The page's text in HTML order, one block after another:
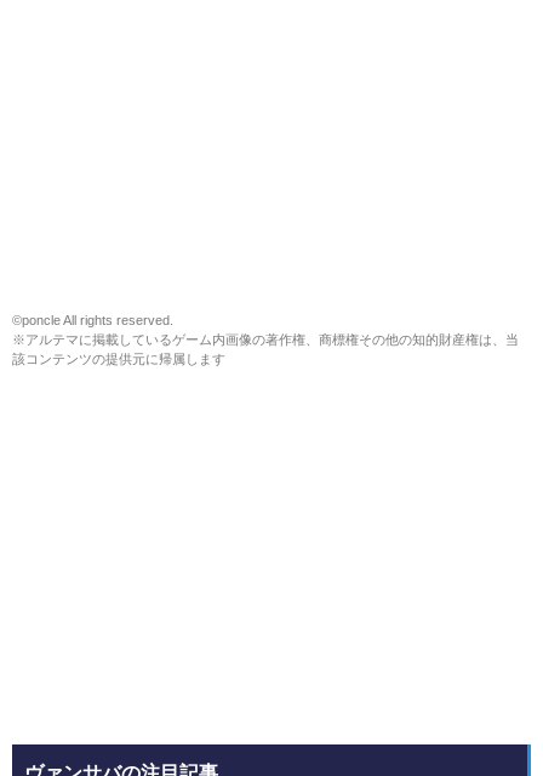
©poncle All rights reserved.
※アルテマに掲載しているゲーム内画像の著作権、商標権その他の知的財産権は、当
該コンテンツの提供元に帰属します